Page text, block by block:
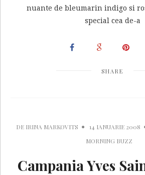
nuante de bleumarin indigo si
special cea de-a
SHARE
DE IRINA MARKOVITS 14 IANUARIE 2008
MORNING BUZZ
Campania Yves